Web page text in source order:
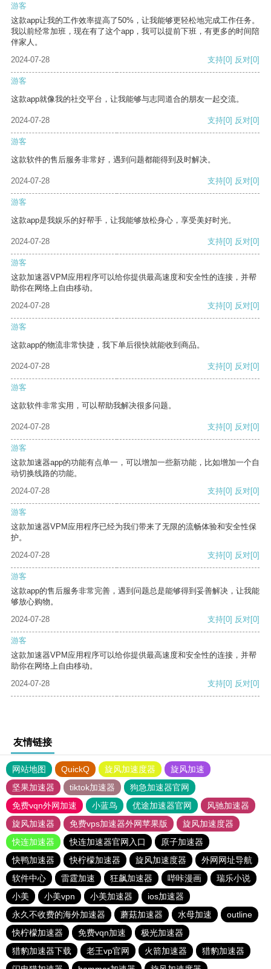
游客
这款app让我的工作效率提高了50%，让我能够更轻松地完成工作任务。
我以前经常加班，现在有了这个app，我可以提前下班，有更多的时间陪
伴家人。
2024-07-28
支持[0] 反对[0]
游客
这款app就像我的社交平台，让我能够与志同道合的朋友一起交流。
2024-07-28 支持[0] 反对[0]
游客
这款软件的售后服务非常好，遇到问题都能得到及时解决。
2024-07-28 支持[0] 反对[0]
游客
这款app是我娱乐的好帮手，让我能够放松身心，享受美好时光。
2024-07-28 支持[0] 反对[0]
游客
这款加速器VPM应用程序可以给你提供最高速度和安全性的连接，并帮
助你在网络上自由移动。
2024-07-28
支持[0] 反对[0]
游客
这款app的物流非常快捷，我下单后很快就能收到商品。
2024-07-28 支持[0] 反对[0]
游客
这款软件非常实用，可以帮助我解决很多问题。
2024-07-28 支持[0] 反对[0]
游客
这款加速器app的功能有点单一，可以增加一些新功能，比如增加一个自
动切换线路的功能。
2024-07-28
支持[0] 反对[0]
游客
这款加速器VPM应用程序已经为我们带来了无限的流畅体验和安全性保
护。
2024-07-28
支持[0] 反对[0]
游客
这款app的售后服务非常完善，遇到问题总是能够得到妥善解决，让我能
够放心购物。
2024-07-28
支持[0] 反对[0]
游客
这款加速器VPM应用程序可以给你提供最高速度和安全性的连接，并帮
助你在网络上自由移动。
2024-07-28
支持[0] 反对[0]
友情链接
网站地图 QuickQ 旋风加速度器
旋风加速
坚果加速器
tiktok加速器
狗急加速器官网
免费vqn外网加速
小蓝鸟 优途加速器官网
风驰加速器
旋风加速器
免费vps加速器外网苹果版
旋风加速度器
快连加速器
快连加速器官网入口
原子加速器
快鸭加速器
快柠檬加速器 旋风加速度器
外网网址导航
软件中心
雷霆加速 狂飙加速器 哔咔漫画
瑞乐小说
小美
小美vpn 小美加速器
ios加速器
永久不收费的海外加速器
蘑菇加速器 水母加速
outline
快柠檬加速器
免费vqn加速
极光加速器
猎豹加速器下载
老王vp官网 火箭加速器
猎豹加速器